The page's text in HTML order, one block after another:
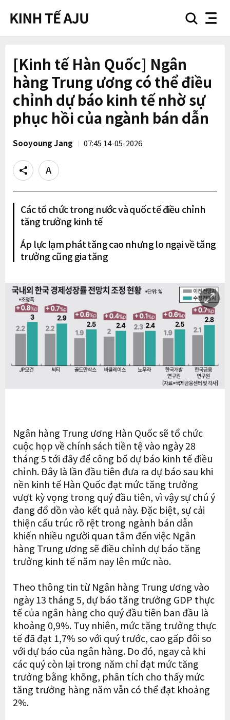
searchnav
[Kinh tế Hàn Quốc] Ngân
hàng Trung ương có thể điều
chỉnh dự báo kinh tế nhờ sự
phục hồi của ngành bán dẫn
Sooyoung Jang 07:45 14-05-2026
Share
Text
size
Các tổ chức trong nước và quốc tế điều chỉnh
tăng trưởng kinh tế
Áp lực lạm phát tăng cao nhưng lo ngại về tăng
trưởng cũng gia tăng
Ngân hàng Trung ương Hàn Quốc sẽ tổ chức
cuộc họp về chính sách tiền tệ vào ngày 28
tháng 5 tới đây để công bố dự báo kinh tế điều
chỉnh. Đây là lần đầu tiên đưa ra dự báo sau khi
nền kinh tế Hàn Quốc đạt mức tăng trưởng
vượt kỳ vọng trong quý đầu tiên, vì vậy sự chú ý
đang đổ dồn vào kết quả này. Đặc biệt, sự cải
thiện cấu trúc rõ rệt trong ngành bán dẫn
khiến nhiều người quan tâm đến việc Ngân
hàng Trung ương sẽ điều chỉnh dự báo tăng
trưởng kinh tế năm nay lên mức nào.
Theo thông tin từ Ngân hàng Trung ương vào
ngày 13 tháng 5, dự báo tăng trưởng GDP thực
tế của ngân hàng cho quý đầu tiên ban đầu là
khoảng 0,9%. Tuy nhiên, mức tăng trưởng thực
tế đã đạt 1,7% so với quý trước, cao gấp đôi so
với dự báo của ngân hàng. Do đó, ngay cả khi
các quý còn lại trong năm chỉ đạt mức tăng
trưởng bằng không, phân tích cho thấy mức
tăng trưởng hàng năm vẫn có thể đạt khoảng
2%.